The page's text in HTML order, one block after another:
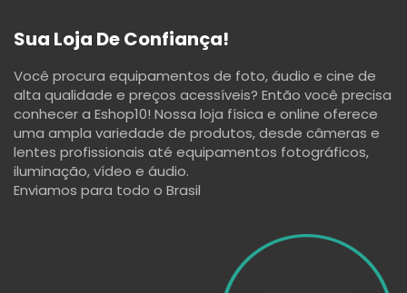
Sua Loja De Confiança!
Você procura equipamentos de foto, áudio e cine de
alta qualidade e preços acessíveis? Então você precisa
conhecer a Eshop10! Nossa loja física e online oferece
uma ampla variedade de produtos, desde câmeras e
lentes profissionais até equipamentos fotográficos,
iluminação, vídeo e áudio.
Enviamos para todo o Brasil